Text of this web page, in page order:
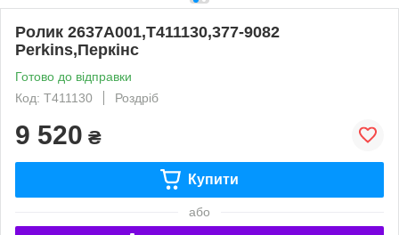
Ролик 2637A001,T411130,377-9082
Perkins,Перкінс
Готово до відправки
Код: T411130
Роздріб
9 520 ₴
Купити
або